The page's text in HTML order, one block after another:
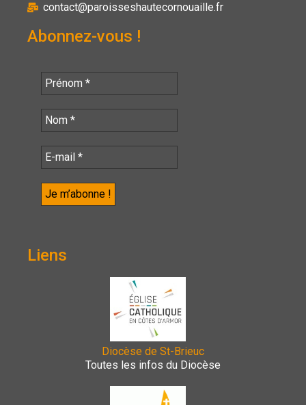
contact@paroisseshautecornouaille.fr
Abonnez-vous !
Liens
Diocèse de St-Brieuc
Toutes les infos du Diocèse